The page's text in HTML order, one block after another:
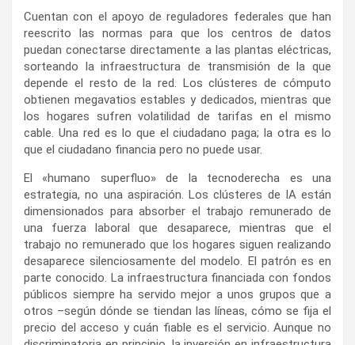
Cuentan con el apoyo de reguladores federales que han
reescrito las normas para que los centros de datos
puedan conectarse directamente a las plantas eléctricas,
sorteando la infraestructura de transmisión de la que
depende el resto de la red. Los clústeres de cómputo
obtienen megavatios estables y dedicados, mientras que
los hogares sufren volatilidad de tarifas en el mismo
cable. Una red es lo que el ciudadano paga; la otra es lo
que el ciudadano financia pero no puede usar.
El «humano superfluo» de la tecnoderecha es una
estrategia, no una aspiración. Los clústeres de IA están
dimensionados para absorber el trabajo remunerado de
una fuerza laboral que desaparece, mientras que el
trabajo no remunerado que los hogares siguen realizando
desaparece silenciosamente del modelo. El patrón es en
parte conocido. La infraestructura financiada con fondos
públicos siempre ha servido mejor a unos grupos que a
otros –según dónde se tiendan las líneas, cómo se fija el
precio del acceso y cuán fiable es el servicio. Aunque no